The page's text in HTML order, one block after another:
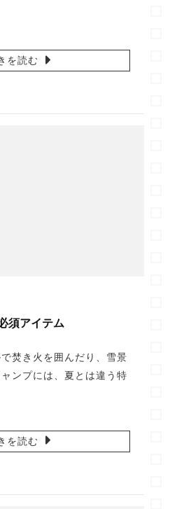
を読む
須アイテム
焚き火を囲んだり、雪景
ンプには、夏とは違う特
を読む